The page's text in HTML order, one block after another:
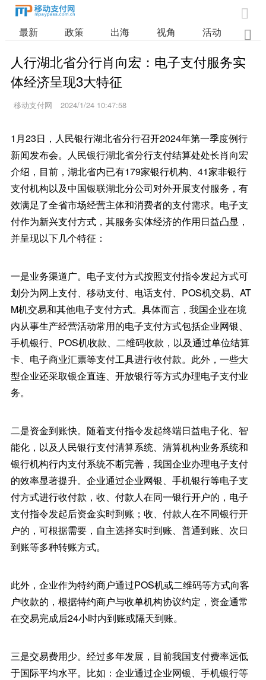

最新 政策 出海 视角 活动 业

人行湖北省分行肖向宏：电子支付服务实
体经济呈现3大特征
移动支付网 2024/1/24 10:47:58
1月23日，人民银行湖北省分行召开2024年第一季度例行
新闻发布会。人民银行湖北省分行支付结算处处长肖向宏
介绍，目前，湖北省内已有179家银行机构、41家非银行
支付机构以及中国银联湖北分公司对外开展支付服务，有
效满足了全省市场经营主体和消费者的支付需求。电子支
付作为新兴支付方式，其服务实体经济的作用日益凸显，
并呈现以下几个特征：
一是业务渠道广。电子支付方式按照支付指令发起方式可
划分为网上支付、移动支付、电话支付、POS机交易、AT
M机交易和其他电子支付方式。具体而言，我国企业在境
内从事生产经营活动常用的电子支付方式包括企业网银、
手机银行、POS机收款、二维码收款，以及通过单位结算
卡、电子商业汇票等支付工具进行收付款。此外，一些大
型企业还采取银企直连、开放银行等方式办理电子支付业
务。
二是资金到账快。随着支付指令发起终端日益电子化、智
能化，以及人民银行支付清算系统、清算机构业务系统和
银行机构行内支付系统不断完善，我国企业办理电子支付
的效率显著提升。企业通过企业网银、手机银行等电子支
付方式进行收付款，收、付款人在同一银行开户的，电子
支付指令发起后资金实时到账；收、付款人在不同银行开
户的，可根据需要，自主选择实时到账、普通到账、次日
到账等多种转账方式。
此外，企业作为特约商户通过POS机或二维码等方式向客
户收款的，根据特约商户与收单机构协议约定，资金通常
在交易完成后24小时内到账或隔天到账。
三是交易费用少。经过多年发展，目前我国支付费率远低
于国际平均水平。比如：企业通过企业网银、手机银行等